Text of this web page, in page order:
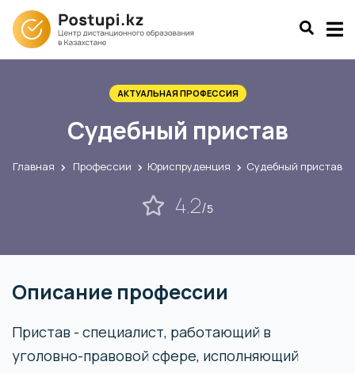
АКТУАЛЬНАЯ ПРОФЕССИЯ
Судебный пристав
Главная Профессии Юриспруденция Судебный пристав
4.2/5
Описание профессии
Пристав - специалист, работающий в
уголовно-правовой сфере, исполняющий